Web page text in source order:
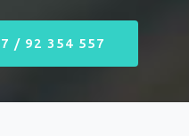
/ 92 354 557